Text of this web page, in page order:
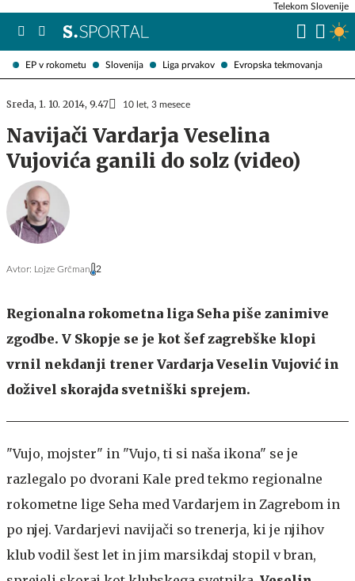
EP v rokometu Slovenija Liga prvakov Evropska tekmovanja
Telekom Slovenije
Sreda, 1. 10. 2014, 9.47 10 let, 3 mesece
Navijači Vardarja Veselina
Vujovića ganili do solz (video)
Avtor: Lojze Grčman 2
Regionalna rokometna liga Seha piše zanimive
zgodbe. V Skopje se je kot šef zagrebške klopi
vrnil nekdanji trener Vardarja Veselin Vujović in
doživel skorajda svetniški sprejem.
"Vujo, mojster" in "Vujo, ti si naša ikona" se je
razlegalo po dvorani Kale pred tekmo regionalne
rokometne lige Seha med Vardarjem in Zagrebom in
po njej. Vardarjevi navijači so trenerja, ki je njihov
klub vodil šest let in jim marsikdaj stopil v bran,